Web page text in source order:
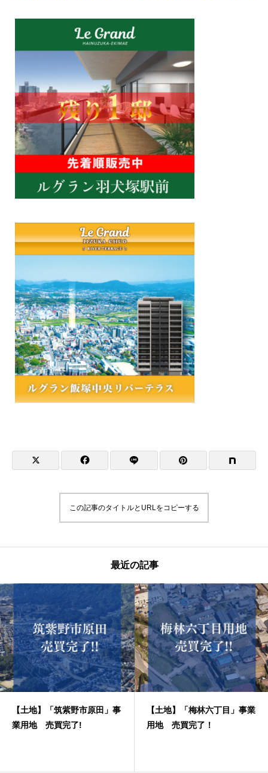
この記事のタイトルとURLをコピーする
最近の記事
【土地】「筑紫野市原田」事
業用地 売買完了!
【土地】「梅林六丁目」事業
用地 売買完了！